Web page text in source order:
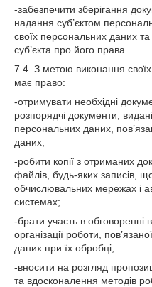
-забезпечити зберігання
надання суб’єктом
своїх персональних даних
суб’єкта про його права.
7.4. З метою виконання своїх
має право:
-отримувати необхідні
розпорядчі документи,
персональних даних,
даних;
-робити копії з отриманих
файлів, будь-яких записів,
обчислювальних мережах і
системах;
-брати участь в обговоренні
організації роботи,
даних при їх обробці;
-вносити на розгляд
та вдосконалення методів